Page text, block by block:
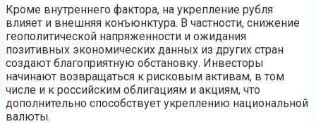
Кроме внутреннего фактора, на укрепление рубля
влияет и внешняя конъюнктура. В частности, снижение
геополитической напряженности и ожидания
позитивных экономических данных из других стран
создают благоприятную обстановку. Инвесторы
начинают возвращаться к рисковым активам, в том
числе и к российским облигациям и акциям, что
дополнительно способствует укреплению национальной
валюты.